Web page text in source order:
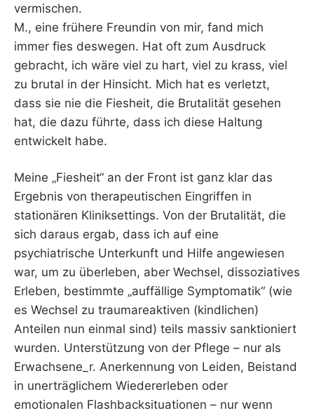
vermischen.
M., eine frühere Freundin von mir, fand mich
immer fies deswegen. Hat oft zum Ausdruck
gebracht, ich wäre viel zu hart, viel zu krass, viel
zu brutal in der Hinsicht. Mich hat es verletzt,
dass sie nie die Fiesheit, die Brutalität gesehen
hat, die dazu führte, dass ich diese Haltung
entwickelt habe.
Meine „Fiesheit“ an der Front ist ganz klar das
Ergebnis von therapeutischen Eingriffen in
stationären Kliniksettings. Von der Brutalität, die
sich daraus ergab, dass ich auf eine
psychiatrische Unterkunft und Hilfe angewiesen
war, um zu überleben, aber Wechsel, dissoziatives
Erleben, bestimmte „auffällige Symptomatik“ (wie
es Wechsel zu traumareaktiven (kindlichen)
Anteilen nun einmal sind) teils massiv sanktioniert
wurden. Unterstützung von der Pflege – nur als
Erwachsene_r. Anerkennung von Leiden, Beistand
in unerträglichem Wiedererleben oder
emotionalen Flashbacksituationen – nur wenn